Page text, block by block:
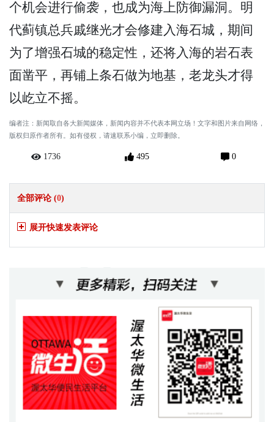
个机会进行偷袭，也成为海上防御漏洞。明
代蓟镇总兵戚继光才会修建入海石城，期间
为了增强石城的稳定性，还将入海的岩石表
面凿平，再铺上条石做为地基，老龙头才得
以屹立不摇。
编者注：新闻取自各大新闻媒体，新闻内容并不代表本网立场！文字和图片来自网络，
版权归原作者所有。如有侵权，请速联系小编，立即删除。
1736 495 0
全部评论 (0)
展开快速发表评论